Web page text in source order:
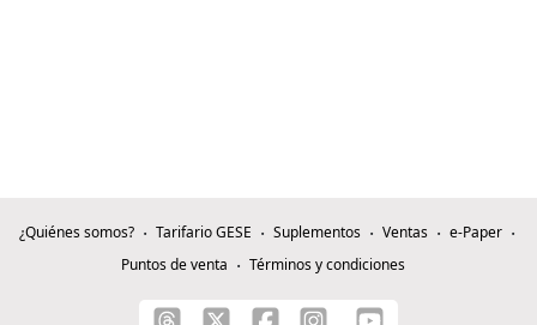
¿Quiénes somos? Tarifario GESE Suplementos Ventas
e-Paper
Puntos de venta
Términos y condiciones